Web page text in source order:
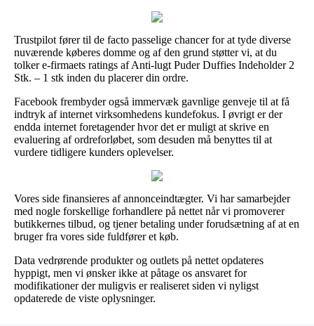
Trustpilot fører til de facto passelige chancer for at tyde diverse
nuværende køberes domme og af den grund støtter vi, at du
tolker e-firmaets ratings af Anti-lugt Puder Duffies Indeholder 2
Stk. – 1 stk inden du placerer din ordre.
Facebook frembyder også immervæk gavnlige genveje til at få
indtryk af internet virksomhedens kundefokus. I øvrigt er der
endda internet foretagender hvor det er muligt at skrive en
evaluering af ordreforløbet, som desuden må benyttes til at
vurdere tidligere kunders oplevelser.
Vores side finansieres af annonceindtægter. Vi har samarbejder
med nogle forskellige forhandlere på nettet når vi promoverer
butikkernes tilbud, og tjener betaling under forudsætning af at en
bruger fra vores side fuldfører et køb.
Data vedrørende produkter og outlets på nettet opdateres
hyppigt, men vi ønsker ikke at påtage os ansvaret for
modifikationer der muligvis er realiseret siden vi nyligst
opdaterede de viste oplysninger.